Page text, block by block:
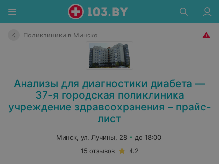
Поликлиники в Минске
Анализы для диагностики диабета —
37-я городская поликлиника
учреждение здравоохранения – прайс-
лист
Минск, ул. Лучины, 28
до 18:00
15 отзывов
4.2